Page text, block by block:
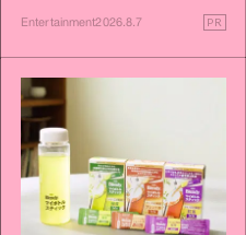
Entertainment2026.8.7 PR